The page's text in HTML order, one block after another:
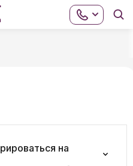
на